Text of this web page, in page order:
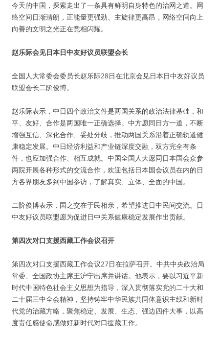
今天的中国，探索走出了一条具有鲜明自身特色的治网之道。网
络空间日渐清朗，正能量更强劲、主旋律更高昂，网络空间向上
向善的文明之光正在竞相闪耀。
赵乐际会见日本日中友好议员联盟会长
全国人大常委会委员长赵乐际28日在北京会见日本日中友好议员
联盟会长二阶俊博。
赵乐际表示，中日四个政治文件是两国关系的政治法律基础，和
平、友好、合作是两国唯一正确选择。中方愿同日方一道，不断
增强互信、深化合作、妥处分歧，推动两国关系沿着正确轨道健
康稳定发展。中日经济利益和产业链深度交融，双方完全有条
件，也应加强合作、相互成就。中国全国人大愿同日本国会众参
两院开展各种形式的交流合作，欢迎包括日本国会议员在内的日
方各界朋友多到中国参访，了解真实、立体、全面的中国。
二阶俊博表示，国之交在于民相亲，希望推进日中民间交流。日
中友好议员联盟愿为促进日中关系健康稳定发展作出贡献。
第四次对口支援西藏工作会议召开
第四次对口支援西藏工作会议27日在拉萨召开。中共中央政治局
常委、全国政协主席王沪宁出席并讲话。他表示，要以习近平新
时代中国特色社会主义思想为指导，深入贯彻落实党的二十大和
二十届三中全会精神，坚持铸牢中华民族共同体意识主线和新时
代党的治藏方略，聚焦稳定、发展、生态、强边四件大事，以高
度责任感使命感做好新时代对口援藏工作。